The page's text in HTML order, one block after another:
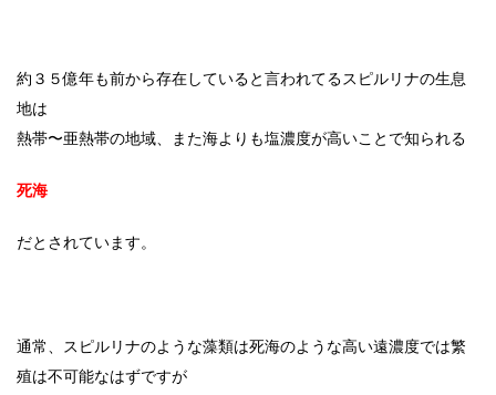
約３５億年も前から存在していると言われてるスピルリナの生息
地は
熱帯〜亜熱帯の地域、また海よりも塩濃度が高いことで知られる
死海
だとされています。
通常、スピルリナのような藻類は死海のような高い遠濃度では繁
殖は不可能なはずですが